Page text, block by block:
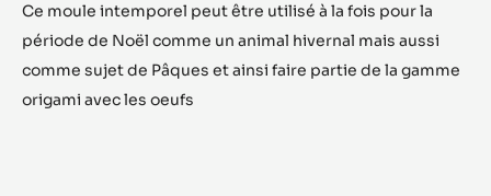
Ce moule intemporel peut être utilisé à la fois pour la
période de Noël comme un animal hivernal mais aussi
comme sujet de Pâques et ainsi faire partie de la gamme
origami avec les oeufs